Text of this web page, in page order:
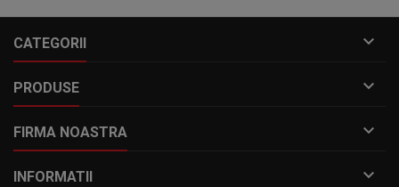
CATEGORII 
PRODUSE 
FIRMA NOASTRA 
INFORMATII 